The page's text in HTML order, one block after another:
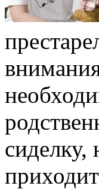
сиделку,